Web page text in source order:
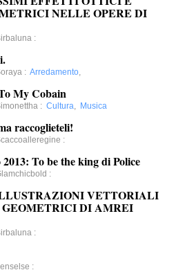
NELLE OPERE DI
:
: Arredamento,
My Cobain
: Cultura, Musica
raccoglieteli!
:
To be the king di Police
:
VETTORIALI
GEOMETRICI DI AMREI
:
: